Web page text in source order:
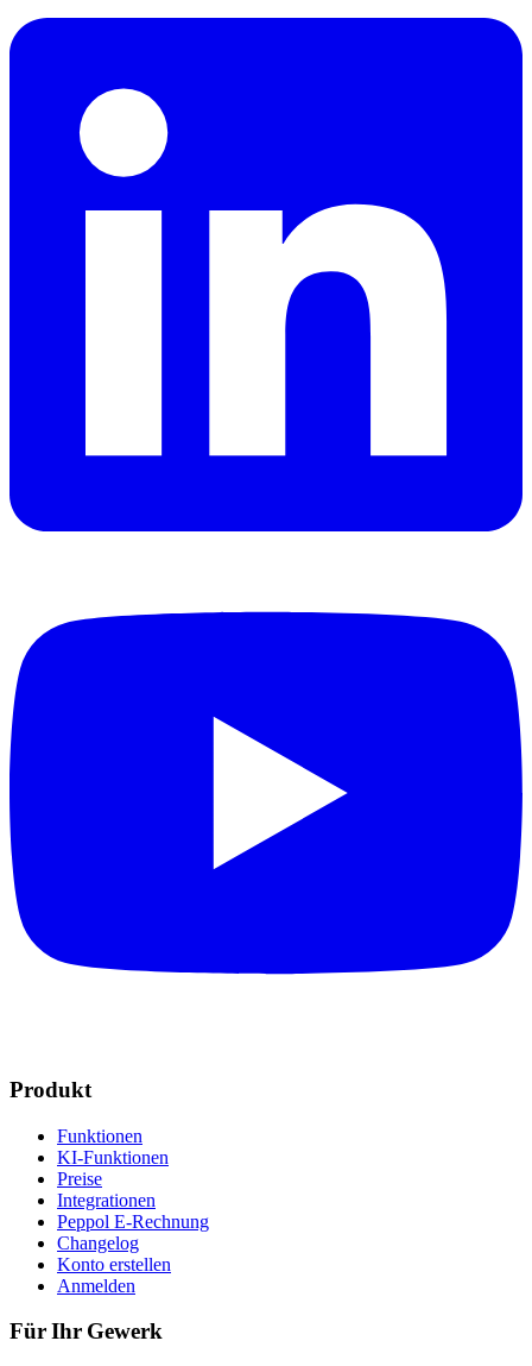
Produkt
Funktionen
KI-Funktionen
Preise
Integrationen
Peppol E-Rechnung
Changelog
Konto erstellen
Anmelden
Für Ihr Gewerk